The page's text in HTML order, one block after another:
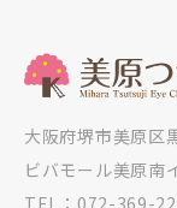
大阪府堺市美原
ビバモール美原南
TEL：072-369-